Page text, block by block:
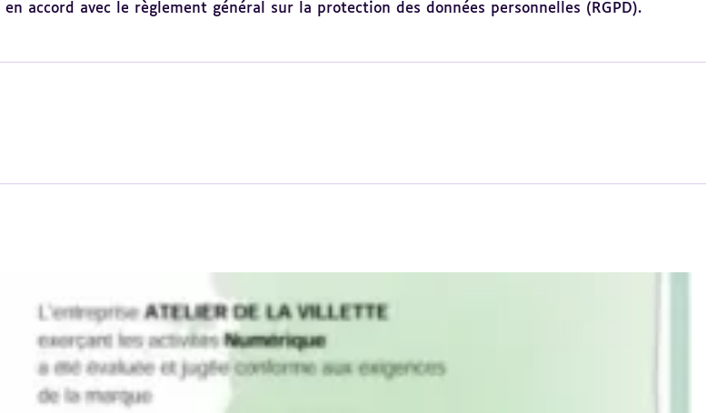
accord avec le règlement général sur la protection des données personnelles (RGPD).